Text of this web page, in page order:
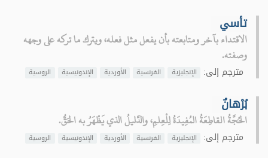
تأسي
الاقتداء بآخر ومتابعته بأن يفعل مثل فعله، ويترك ما تركه على وجهه
وصفته.
مترجم إلى: الإنجليزية الفرنسية الأوردية الإندونيسية الروسية
بُرْهانٌ
الحُجَّةُ القاطِعَةُ المُفِيدَةُ لِلْعِلمِ، والدَّليلُ الذي يَظْهَرُ به الحَقُّ.
مترجم إلى: الإنجليزية الفرنسية الأوردية الإندونيسية الروسية